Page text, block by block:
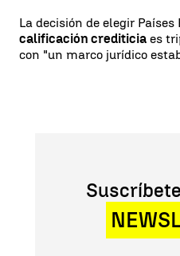
La decisión de elegir
calificación crediticia es
con "un marco jurídico